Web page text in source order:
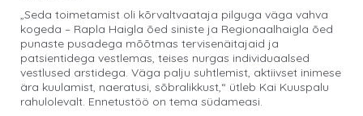
„Seda toimetamist oli kõrvaltvaataja pilguga väga vahva
kogeda – Rapla Haigla õed siniste ja Regionaalhaigla õed
punaste pusadega mõõtmas tervisenäitajaid ja
patsientidega vestlemas, teises nurgas individuaalsed
vestlused arstidega. Väga palju suhtlemist, aktiivset inimese
ära kuulamist, naeratusi, sõbralikkust,“ ütleb Kai Kuuspalu
rahulolevalt. Ennetustöö on tema südameasi.